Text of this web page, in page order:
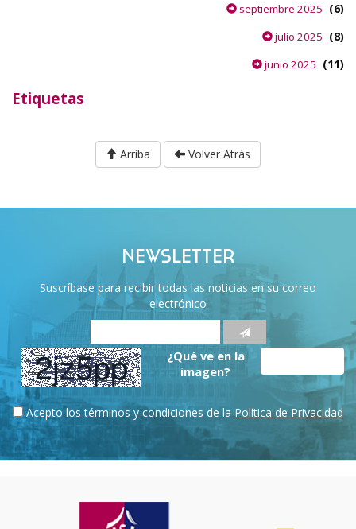
septiembre 2025 (6)
julio 2025 (8)
junio 2025 (11)
Etiquetas
Arriba Volver Atrás
NEWSLETTER
Suscríbase para recibir todas las noticias en su correo
electrónico
¿Qué ve en la
imagen?
Acepto los términos y condiciones de la Política de Privacidad